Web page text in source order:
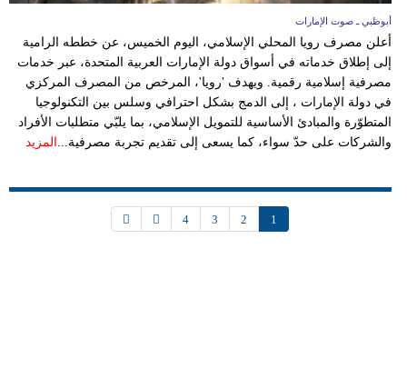
أبوظبي ـ صوت الإمارات
أعلن مصرف رويا المحلي الإسلامي، اليوم الخميس، عن خططه الرامية
إلى إطلاق خدماته في أسواق دولة الإمارات العربية المتحدة، عبر خدمات
مصرفية إسلامية رقمية. ويهدف 'رويا'، المرخص من المصرف المركزي
في دولة الإمارات ، إلى الدمج بشكل احترافي وسلس بين التكنولوجيا
المتطوّرة والمبادئ الأساسية للتمويل الإسلامي، بما يلبّي متطلبات الأفراد
والشركات على حدّ سواء، كما يسعى إلى تقديم تجربة مصرفية... المزيد
1
2
3
4